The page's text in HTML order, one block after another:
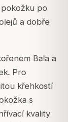
po
a dobře
Bala a
Pro
křehkostí
s
kvality